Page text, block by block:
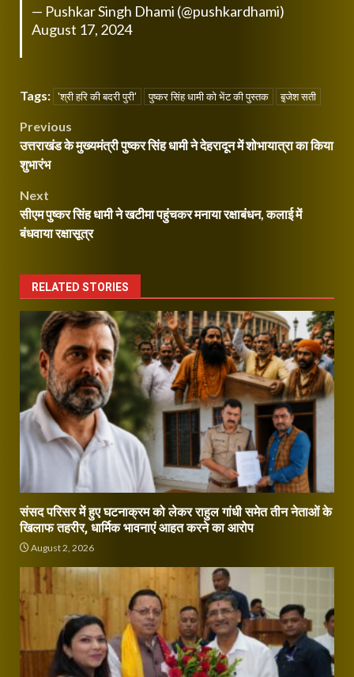
— Pushkar Singh Dhami (@pushkardhami)
August 17, 2024
Tags: 'श्री हरि की बदरी पुरी' पुष्कर सिंह धामी को भेंट की पुस्तक बृ़जेश सती
Post
navigation
Previous
उत्तराखंड के मुख्यमंत्री पुष्कर सिंह धामी ने देहरादून में शोभायात्रा का किया
शुभारंभ
Next
सीएम पुष्कर सिंह धामी ने खटीमा पहुंचकर मनाया रक्षाबंधन, कलाई में
बंधवाया रक्षासूत्र
RELATED STORIES
संसद परिसर में हुए घटनाक्रम को लेकर राहुल गांधी समेत तीन नेताओं के
खिलाफ तहरीर, धार्मिक भावनाएं आहत करने का आरोप
August 2, 2026